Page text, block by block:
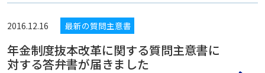
2016.12.16 最新の質問主意書
年金制度抜本改革に関する質問主意書に
対する答弁書が届きました